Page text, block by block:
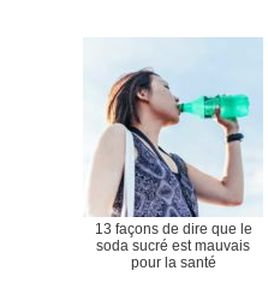
13 façons de dire que le
soda sucré est mauvais
pour la santé